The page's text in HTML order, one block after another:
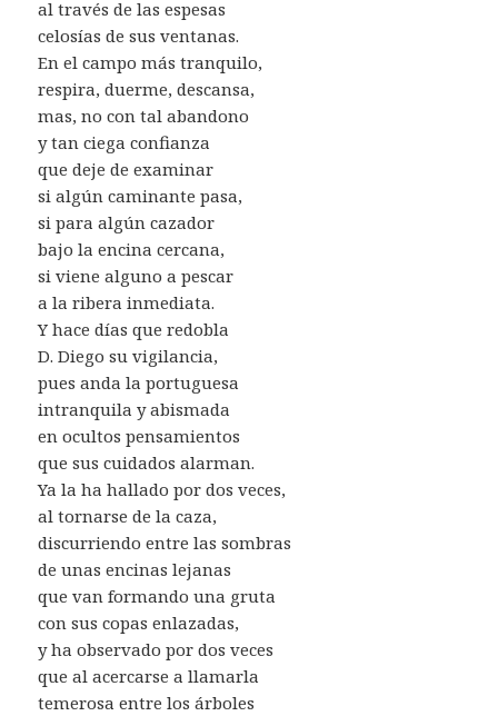
al través de las espesas
celosías de sus ventanas.
En el campo más tranquilo,
respira, duerme, descansa,
mas, no con tal abandono
y tan ciega confianza
que deje de examinar
si algún caminante pasa,
si para algún cazador
bajo la encina cercana,
si viene alguno a pescar
a la ribera inmediata.
Y hace días que redobla
D. Diego su vigilancia,
pues anda la portuguesa
intranquila y abismada
en ocultos pensamientos
que sus cuidados alarman.
Ya la ha hallado por dos veces,
al tornarse de la caza,
discurriendo entre las sombras
de unas encinas lejanas
que van formando una gruta
con sus copas enlazadas,
y ha observado por dos veces
que al acercarse a llamarla
temerosa entre los árboles